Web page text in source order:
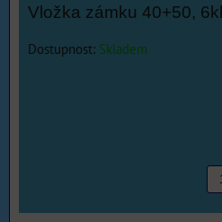
Vložka zámku 40+50,
Dostupnost: Skladem